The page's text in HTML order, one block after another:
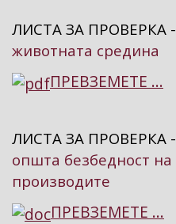
ЛИСТА ЗА ПРОВЕРКА -
животната средина
ПРЕВЗЕМЕТЕ ...
ЛИСТА ЗА ПРОВЕРКА -
општа безбедност на
производите
ПРЕВЗЕМЕТЕ ...